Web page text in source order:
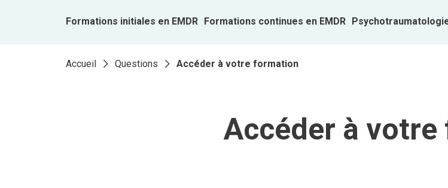
Formations initiales en EMDR Formations continues en EMDR
Accueil Questions Accéder à votre formation
Accéder à